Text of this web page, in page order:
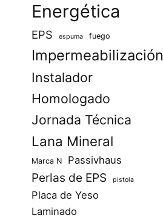
Energética
EPS espuma fuego
Impermeabilización
Instalador
Homologado
Jornada Técnica
Lana Mineral
Marca N Passivhaus
Perlas de EPS pistola
Placa de Yeso
Laminado